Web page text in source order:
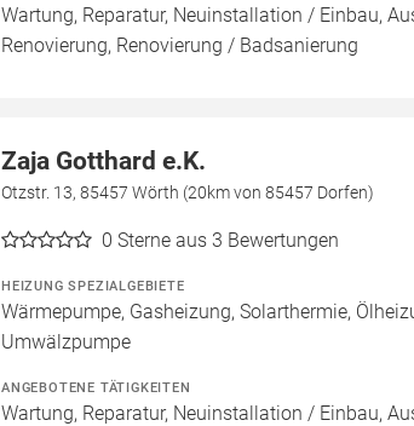
Wartung, Reparatur, Neuinstallation / Einbau,
Renovierung, Renovierung / Badsanierung
Zaja Gotthard e.K.
Otzstr. 13, 85457 Wörth (20km von 85457 Dorfen)
0 Sterne aus 3 Bewertungen
HEIZUNG SPEZIALGEBIETE
Wärmepumpe, Gasheizung, Solarthermie,
Umwälzpumpe
ANGEBOTENE TÄTIGKEITEN
Wartung, Reparatur, Neuinstallation / Einbau,